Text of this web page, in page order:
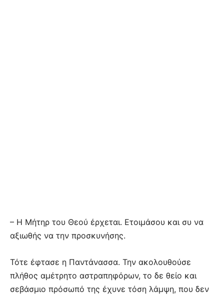
– Η Μήτηρ του Θεού έρχεται. Ετοιμάσου και συ να
αξιωθής να την προσκυνήσης.
Τότε έφτασε η Παντάνασσα. Την ακολουθούσε
πλήθος αμέτρητο αστραπηφόρων, το δε θείο και
σεβάσμιο πρόσωπό της έχυνε τόση λάμψη, που δεν